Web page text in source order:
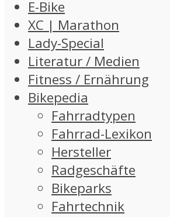
E-Bike
XC | Marathon
Lady-Special
Literatur / Medien
Fitness / Ernährung
Bikepedia
Fahrradtypen
Fahrrad-Lexikon
Hersteller
Radgeschäfte
Bikeparks
Fahrtechnik